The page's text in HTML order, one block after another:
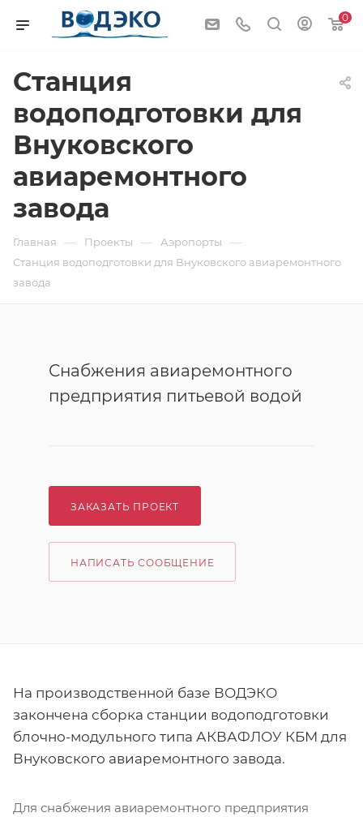
0
Станция
водоподготовки для
Внуковского
авиаремонтного
завода
Главная — Проекты — Аэропорты —
Станция водоподготовки для Внуковского авиаремонтного
завода
Снабжения авиаремонтного
предприятия питьевой водой
ЗАКАЗАТЬ ПРОЕКТ
НАПИСАТЬ СООБЩЕНИЕ
На производственной базе ВОДЭКО
закончена сборка станции водоподготовки
блочно-модульного типа АКВАФЛОУ КБМ для
Внуковского авиаремонтного завода.
Для снабжения авиаремонтного предприятия